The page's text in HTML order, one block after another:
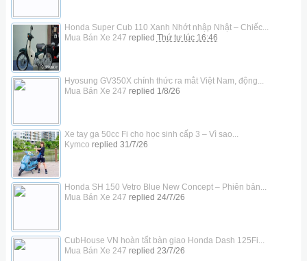
Honda Super Cub 110 Xanh Nhớt nhập Nhật – Chiếc...
Mua Bán Xe 247 replied Thứ tư lúc 16:46
Hyosung GV350X chính thức ra mắt Việt Nam, động...
Mua Bán Xe 247 replied 1/8/26
Xe tay ga 50cc Fi cho học sinh cấp 3 – Vì sao...
Kymco replied 31/7/26
Honda SH 150 Vetro Blue New Concept – Phiên bản...
Mua Bán Xe 247 replied 24/7/26
CubHouse VN hoàn tất bàn giao Honda Dash 125Fi...
Mua Bán Xe 247 replied 23/7/26